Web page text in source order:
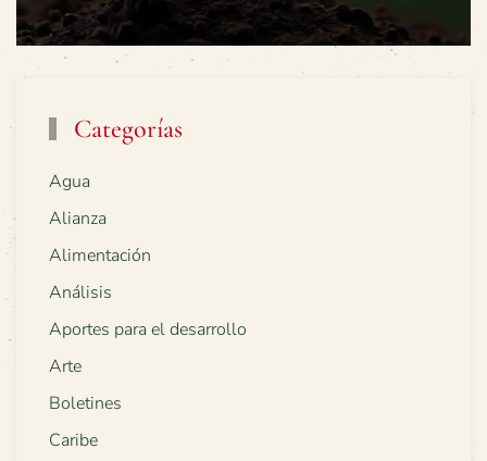
Categorías
Agua
Alianza
Alimentación
Análisis
Aportes para el desarrollo
Arte
Boletines
Caribe